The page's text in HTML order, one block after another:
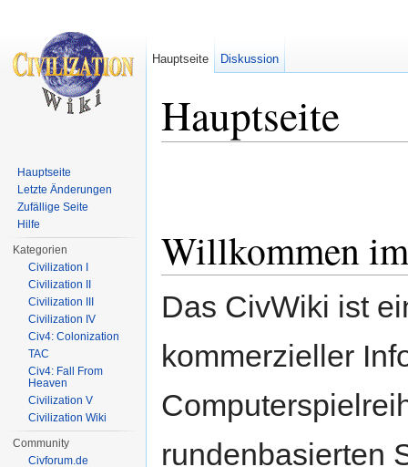
Hauptseite
Willkommen
Das CivWiki ist
kommerzieller
rundenbasierten
Hauptseite Diskussion
Hauptseite
Letzte Änderungen
Zufällige Seite
Hilfe
Kategorien
Civilization I
Civilization II
Civilization III
Civilization IV
Civ4: Colonization
TAC
Civ4: Fall From
Heaven
Civilization V
Civilization Wiki
Community
Civforum.de